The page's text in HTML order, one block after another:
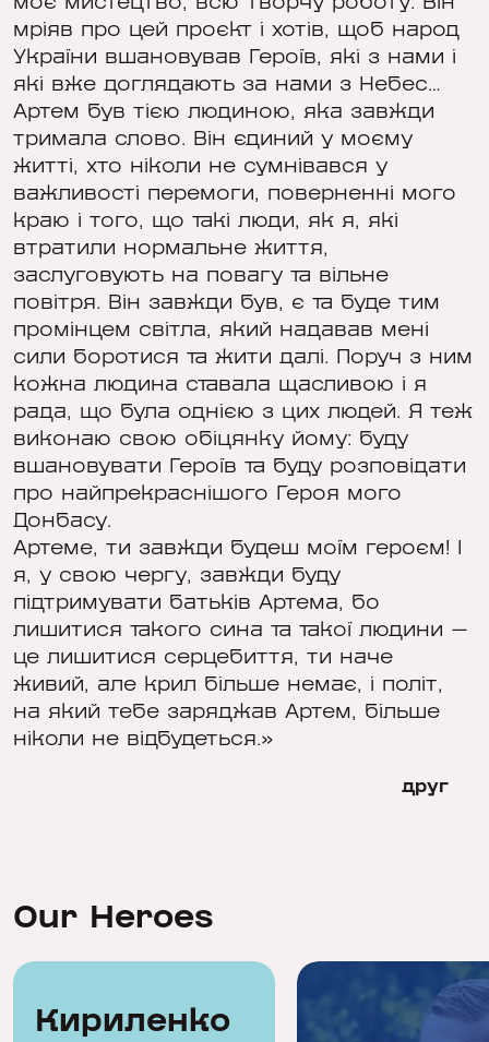
мріяв про цей проєкт і хотів, щоб народ
України вшановував Героїв, які з нами і
які вже доглядають за нами з Небес…
Артем був тією людиною, яка завжди
тримала слово. Він єдиний у моєму
житті, хто ніколи не сумнівався у
важливості перемоги, поверненні мого
краю і того, що такі люди, як я, які
втратили нормальне життя,
заслуговують на повагу та вільне
повітря. Він завжди був, є та буде тим
промінцем світла, який надавав мені
сили боротися та жити далі. Поруч з ним
кожна людина ставала щасливою і я
рада, що була однією з цих людей. Я теж
виконаю свою обіцянку йому: буду
вшановувати Героїв та буду розповідати
про найпрекраснішого Героя мого
Донбасу.
Артеме, ти завжди будеш моїм героєм! І
я, у свою чергу, завжди буду
підтримувати батьків Артема, бо
лишитися такого сина та такої людини —
це лишитися серцебиття, ти наче
живий, але крил більше немає, і політ,
на який тебе заряджав Артем, більше
ніколи не відбудеться.»
друг
Our Heroes
Кириленко